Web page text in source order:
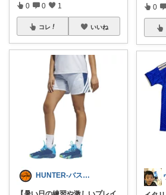
0 0 1
コレ いいね
HUNTER-バスケット
0